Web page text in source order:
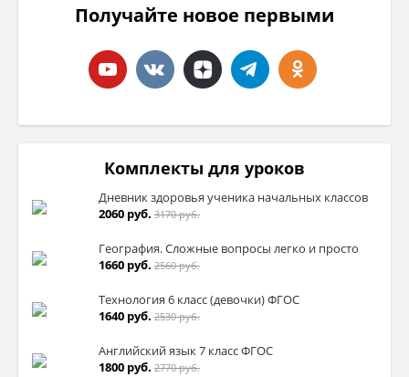
Получайте новое первыми
Комплекты для уроков
Дневник здоровья ученика начальных классов
2060 руб. 3170 руб.
География. Сложные вопросы легко и просто
1660 руб. 2560 руб.
Технология 6 класс (девочки) ФГОС
1640 руб. 2530 руб.
Английский язык 7 класс ФГОС
1800 руб. 2770 руб.